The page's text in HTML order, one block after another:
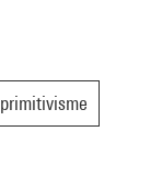
primitivisme